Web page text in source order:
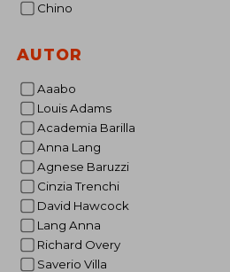
Chino
AUTOR
Aaabo
Louis Adams
Academia Barilla
Anna Lang
Agnese Baruzzi
Cinzia Trenchi
David Hawcock
Lang Anna
Richard Overy
Saverio Villa